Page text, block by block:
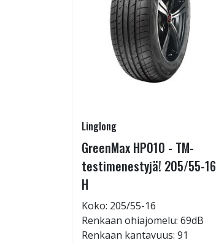
Linglong
GreenMax HP010 - TM-
testimenestyjä! 205/55-16
H
Koko: 205/55-16
Renkaan ohiajomelu: 69dB
Renkaan kantavuus: 91